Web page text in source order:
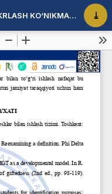
FIZIKA TA’LIMI VA TANQIDIY FIKRLASH KO‘NIKMALARI